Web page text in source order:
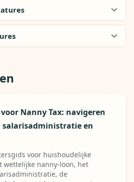
Nanny Tax: navigeren
en
voor huishoudelijke
wettelijke nanny-loon, het
de